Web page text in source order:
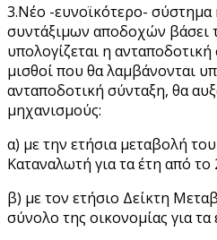
3.Νέο -ευνοϊκότερο-
συντάξιμων αποδοχών βάσει
υπολογίζεται η
μισθοί που θα λαμβάνονται
ανταποδοτική σύνταξη, θα
μηχανισμούς:
α) με την ετήσια μεταβολή
Καταναλωτή για τα έτη από το
β) με τον ετήσιο Δείκτη
σύνολο της οικονομίας για τα